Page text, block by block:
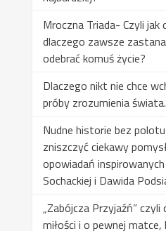
Mroczna Triada- Czyli jak
dlaczego zawsze
odebrać komuś życie?
Dlaczego nikt nie chce
próby zrozumienia świata.
Nudne historie bez
zniszczyć ciekawy
opowiadań
Sochackiej i Dawida
„Zabójcza Przyjaźń”
miłości i o pewnej